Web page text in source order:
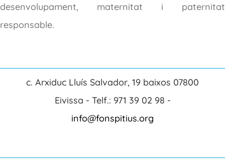
desenvolupament, maternitat i paternitat
responsable.
c. Arxiduc Lluís Salvador, 19 baixos 07800
Eivissa - Telf.: 971 39 02 98 -
info@fonspitius.org